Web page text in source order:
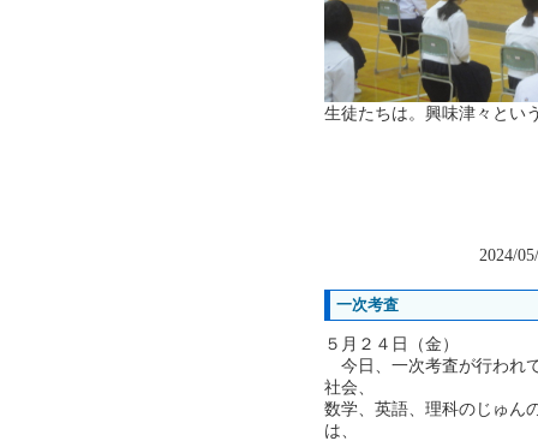
生徒たちは。興味津々とい
2024/
一次考査
５月２４日（金）
今日、一次考査が行われ
社会、
数学、英語、理科のじゅん
は、